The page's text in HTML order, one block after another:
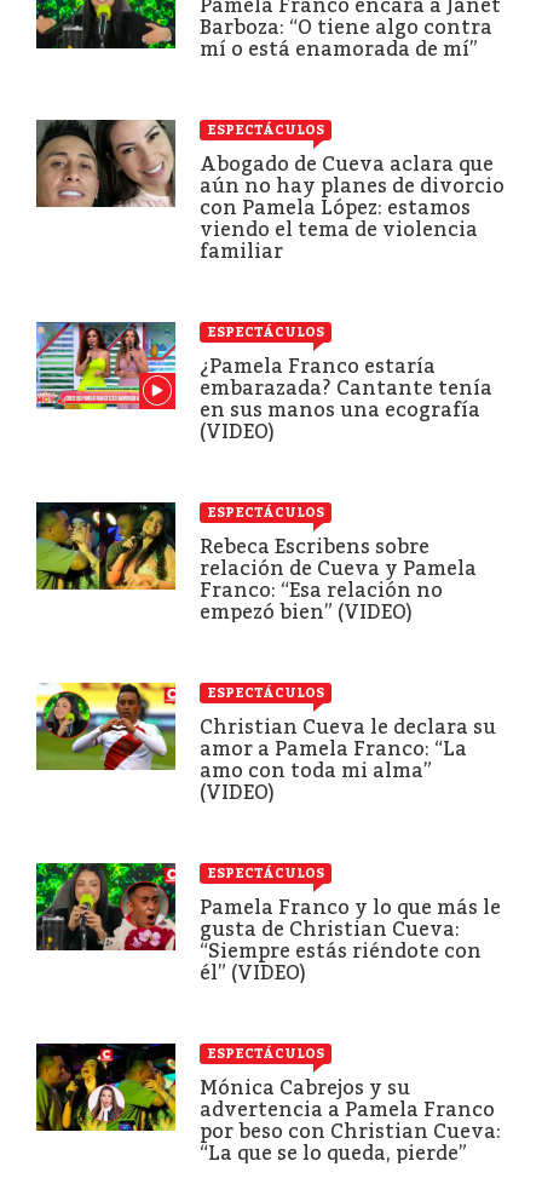
Pamela Franco encara a Janet
Barboza: “O tiene algo contra
mí o está enamorada de mí”
ESPECTÁCULOS
Abogado de Cueva aclara que
aún no hay planes de divorcio
con Pamela López: estamos
viendo el tema de violencia
familiar
ESPECTÁCULOS
¿Pamela Franco estaría
embarazada? Cantante tenía
en sus manos una ecografía
(VIDEO)
ESPECTÁCULOS
Rebeca Escribens sobre
relación de Cueva y Pamela
Franco: “Esa relación no
empezó bien” (VIDEO)
ESPECTÁCULOS
Christian Cueva le declara su
amor a Pamela Franco: “La
amo con toda mi alma”
(VIDEO)
ESPECTÁCULOS
Pamela Franco y lo que más le
gusta de Christian Cueva:
“Siempre estás riéndote con
él” (VIDEO)
ESPECTÁCULOS
Mónica Cabrejos y su
advertencia a Pamela Franco
por beso con Christian Cueva:
“La que se lo queda, pierde”